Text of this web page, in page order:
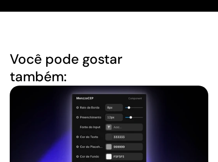
Você pode gostar
também: